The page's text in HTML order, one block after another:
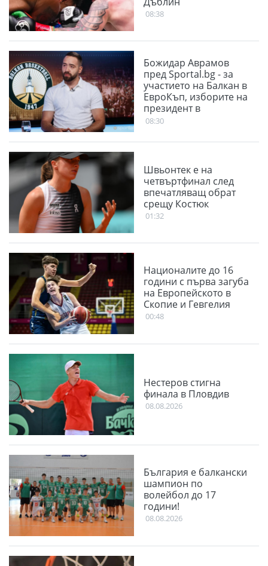
08:38
Божидар Аврамов
пред Sportal.bg - за
участието на Балкан в
ЕвроКъп, изборите на
президент в
БФБаскетбол и
08:30
Швьонтек е на
четвъртфинал след
впечатляващ обрат
срещу Костюк
01:32
Националите до 16
години с първа загуба
на Европейското в
Скопие и Гевгелия
00:48
Нестеров стигна
финала в Пловдив
08.08.2026
България е балкански
шампион по
волейбол до 17
години!
08.08.2026